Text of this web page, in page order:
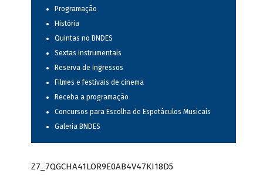
Programação
História
Quintas no BNDES
Sextas instrumentais
Reserva de ingressos
Filmes e festivais de cinema
Receba a programação
Concursos para Escolha de Espetáculos Musicais
Galeria BNDES
Z7_7QGCHA41LOR9E0AB4V47KI18D5